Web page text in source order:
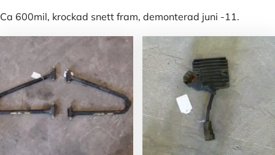
Ca 600mil, krockad snett fram, demonterad juni -11.